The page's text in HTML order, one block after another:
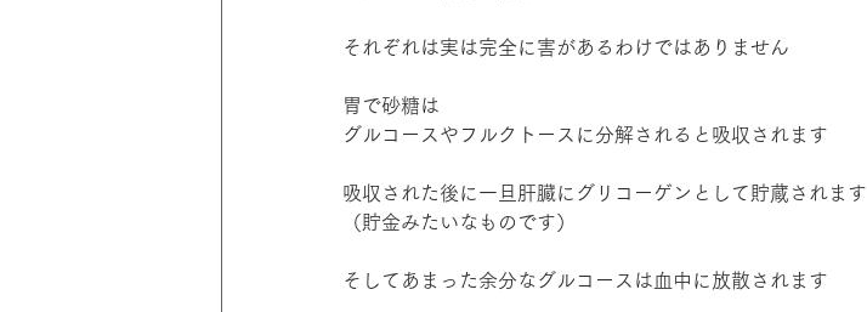
それぞれは実は完全に害があるわけではありません
胃で砂糖は
グルコースやフルクトースに分解されると吸収されます
吸収された後に一旦肝臓にグリコーゲンとして貯蔵されます
（貯金みたいなものです）
そしてあまった余分なグルコースは血中に放散されます